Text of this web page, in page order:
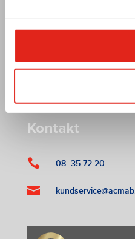
American Cleaning
Kontakt
 08–35 72 20
